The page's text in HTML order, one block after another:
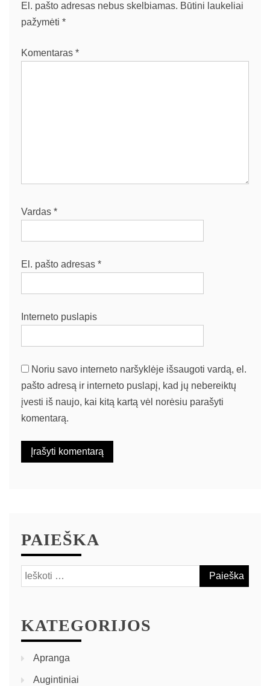
El. pašto adresas nebus skelbiamas. Būtini laukeliai
pažymėti *
Komentaras *
Vardas *
El. pašto adresas *
Interneto puslapis
Noriu savo interneto naršyklėje išsaugoti vardą, el.
pašto adresą ir interneto puslapį, kad jų nebereiktų
įvesti iš naujo, kai kitą kartą vėl norėsiu parašyti
komentarą.
PAIEŠKA
KATEGORIJOS
Apranga
Augintiniai